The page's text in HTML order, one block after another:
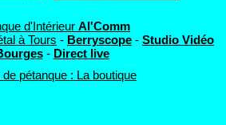
d'Intérieur Al'Comm
à Tours - Berryscope - Studio Vidéo
- Direct live
de pétanque : La boutique